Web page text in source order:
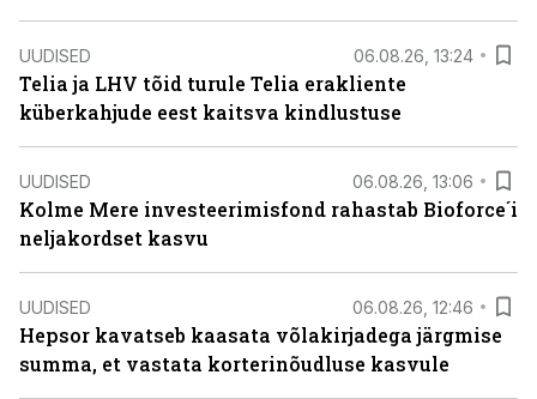
UUDISED 06.08.26, 13:24
Telia ja LHV tõid turule Telia erakliente
küberkahjude eest kaitsva kindlustuse
UUDISED 06.08.26, 13:06
Kolme Mere investeerimisfond rahastab Bioforce´i
neljakordset kasvu
UUDISED 06.08.26, 12:46
Hepsor kavatseb kaasata võlakirjadega järgmise
summa, et vastata korterinõudluse kasvule